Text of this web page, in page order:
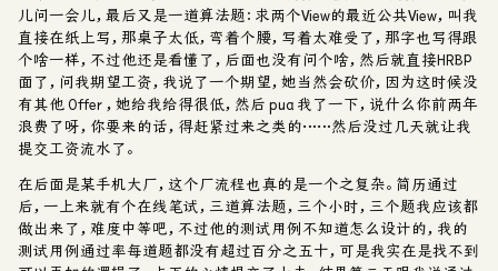
儿问一会儿，最后又是一道算法题：求两个View的最近公共View，叫我
直接在纸上写，那桌子太低，弯着个腰，写着太难受了，那字也写得跟
个啥一样，不过他还是看懂了，后面也没有问个啥，然后就直接HRBP
面了，问我期望工资，我说了一个期望，她当然会砍价，因为这时候没
有其他 Offer ，她给我给得很低，然后 pua 我了一下，说什么你前两年
浪费了呀，你要来的话，得赶紧过来之类的……然后没过几天就让我
提交工资流水了。
在后面是某手机大厂，这个厂流程也真的是一个之复杂。简历通过
后，一上来就有个在线笔试，三道算法题，三个小时，三个题我应该都
做出来了，难度中等吧，不过他的测试用例不知道怎么设计的，我的
测试用例通过率每道题都没有超过百分之五十，可是我实在是找不到